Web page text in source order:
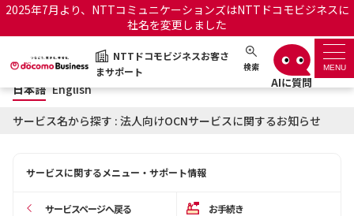
2025年7月より、NTTコミュニケーションズはNTTドコモビジネスに
社名を変更しました
NTTドコモビジネスお客さ
まサポート
検索 MENU
NTTドコモビジネスお客さまサポート 日本語 English
サポートトップ
日本語 English
サービス名から探す : 法人向けOCNサービスに関するお知らせ
サービスに関するメニュー・サポート情報
サービスページへ戻る お手続き